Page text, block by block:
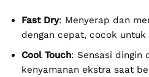
Fast Dry: Menyerap dan
dengan cepat, cocok
Cool Touch: Sensasi dingin
kenyamanan ekstra saat